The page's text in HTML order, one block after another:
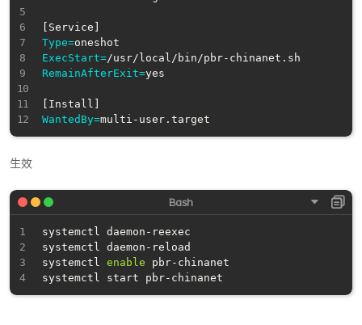
Service
Type=
ExecStart=
RemainAfterExit=yes
Install
WantedBy=
生效
systemctl daemon-reexec
systemctl daemon-reload
systemctl enable pbr-chinanet